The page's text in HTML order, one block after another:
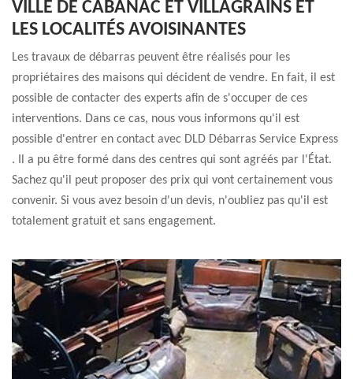
VILLE DE CABANAC ET VILLAGRAINS ET
LES LOCALITÉS AVOISINANTES
Les travaux de débarras peuvent être réalisés pour les
propriétaires des maisons qui décident de vendre. En fait, il est
possible de contacter des experts afin de s'occuper de ces
interventions. Dans ce cas, nous vous informons qu'il est
possible d'entrer en contact avec DLD Débarras Service Express
. Il a pu être formé dans des centres qui sont agréés par l'État.
Sachez qu'il peut proposer des prix qui vont certainement vous
convenir. Si vous avez besoin d'un devis, n'oubliez pas qu'il est
totalement gratuit et sans engagement.